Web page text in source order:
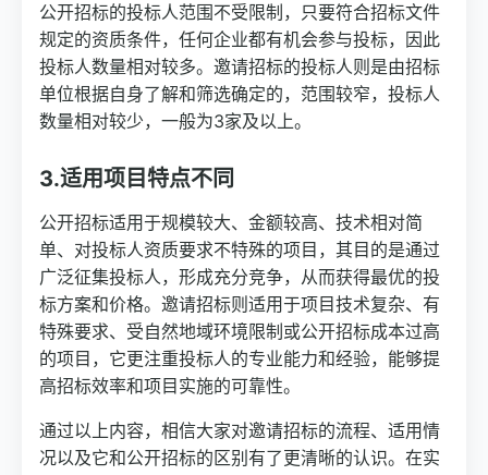
公开招标的投标人范围不受限制，只要符合招标文件
规定的资质条件，任何企业都有机会参与投标，因此
投标人数量相对较多。邀请招标的投标人则是由招标
单位根据自身了解和筛选确定的，范围较窄，投标人
数量相对较少，一般为3家及以上。
3.适用项目特点不同
公开招标适用于规模较大、金额较高、技术相对简
单、对投标人资质要求不特殊的项目，其目的是通过
广泛征集投标人，形成充分竞争，从而获得最优的投
标方案和价格。邀请招标则适用于项目技术复杂、有
特殊要求、受自然地域环境限制或公开招标成本过高
的项目，它更注重投标人的专业能力和经验，能够提
高招标效率和项目实施的可靠性。
通过以上内容，相信大家对邀请招标的流程、适用情
况以及它和公开招标的区别有了更清晰的认识。在实